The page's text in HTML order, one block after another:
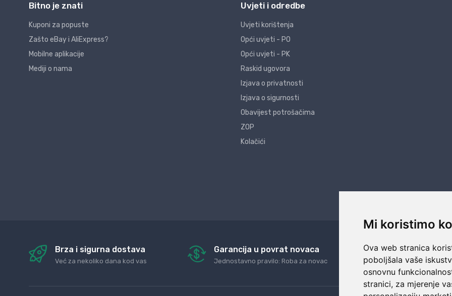
Mi koristimo
Ova web stranica
poboljšala vaše
osnovnu
stranici, za mjerenje
Bitno je znati
Kuponi za popuste
Zašto eBay i AliExpress?
Mobilne aplikacije
Mediji o nama
Uvjeti i odredbe
Uvjeti korištenja
Opći uvjeti - PO
Opći uvjeti - PK
Raskid ugovora
Izjava o privatnosti
Izjava o sigurnosti
Obavijest potrošačima
ZOP
Kolačići
Brza i sigurna dostava
Već za nekoliko dana kod vas
Garancija u povrat novaca
Jednostavno pravilo: Roba za novac
24/7 odlična
Naši agenti uvijek na